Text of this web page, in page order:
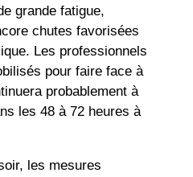
grande fatigue,
chutes favorisées
Les professionnels
pour faire face à
probablement à
les 48 à 72 heures à
les mesures